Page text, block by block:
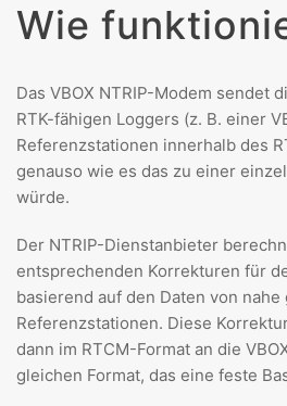
Wie
Das VBOX NTRIP-Modem sendet
RTK-fähigen Loggers (z. B. einer
Referenzstationen innerhalb des
genauso wie es das zu einer
würde.
Der NTRIP-Dienstanbieter
entsprechenden Korrekturen für
basierend auf den Daten von nahe
Referenzstationen. Diese
dann im RTCM-Format an die
gleichen Format, das eine feste